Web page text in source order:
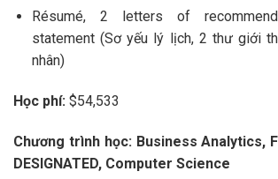
Résumé, 2 letters of
statement (Sơ yếu lý lịch, 2 thư giới
nhân)
Học phí: $54,533
Chương trình học: Business Analytics,
DESIGNATED, Computer Science